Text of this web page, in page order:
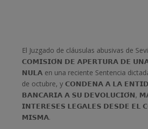
El Juzgado de cláusulas abusivas de
𝗖𝗢𝗠𝗜𝗦𝗜𝗢́𝗡 𝗗𝗘 𝗔𝗣𝗘𝗥𝗧𝗨𝗥𝗔 𝗗𝗘
𝗡𝗨𝗟𝗔 en una reciente Sentencia
de octubre, y 𝗖𝗢𝗡𝗗𝗘𝗡𝗔 𝗔 𝗟𝗔
𝗕𝗔𝗡𝗖𝗔𝗥𝗜𝗔 𝗔 𝗦𝗨 𝗗𝗘𝗩𝗢𝗟𝗨𝗖𝗜𝗢́𝗡,
𝗜𝗡𝗧𝗘𝗥𝗘𝗦𝗘𝗦 𝗟𝗘𝗚𝗔𝗟𝗘𝗦 𝗗𝗘𝗦𝗗𝗘 𝗘𝗟
𝗠𝗜𝗦𝗠𝗔.